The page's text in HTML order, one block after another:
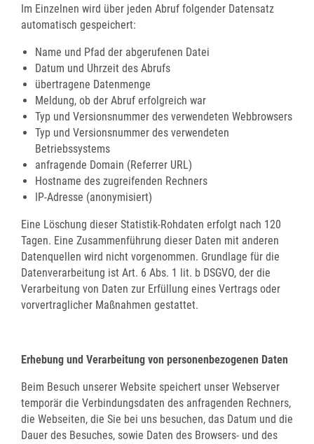
Im Einzelnen wird über jeden Abruf folgender Datensatz
automatisch gespeichert:
Name und Pfad der abgerufenen Datei
Datum und Uhrzeit des Abrufs
übertragene Datenmenge
Meldung, ob der Abruf erfolgreich war
Typ und Versionsnummer des verwendeten Webbrowsers
Typ und Versionsnummer des verwendeten
Betriebssystems
anfragende Domain (Referrer URL)
Hostname des zugreifenden Rechners
IP-Adresse (anonymisiert)
Eine Löschung dieser Statistik-Rohdaten erfolgt nach 120
Tagen. Eine Zusammenführung dieser Daten mit anderen
Datenquellen wird nicht vorgenommen. Grundlage für die
Datenverarbeitung ist Art. 6 Abs. 1 lit. b DSGVO, der die
Verarbeitung von Daten zur Erfüllung eines Vertrags oder
vorvertraglicher Maßnahmen gestattet.
Erhebung und Verarbeitung von personenbezogenen Daten
Beim Besuch unserer Website speichert unser Webserver
temporär die Verbindungsdaten des anfragenden Rechners,
die Webseiten, die Sie bei uns besuchen, das Datum und die
Dauer des Besuches, sowie Daten des Browsers- und des